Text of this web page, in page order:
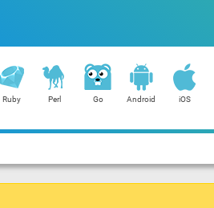
Ruby Perl Go Android iOS